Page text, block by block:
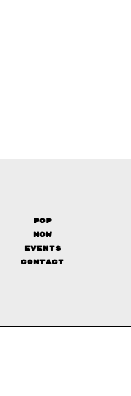
Pop
Now
Events
Contact